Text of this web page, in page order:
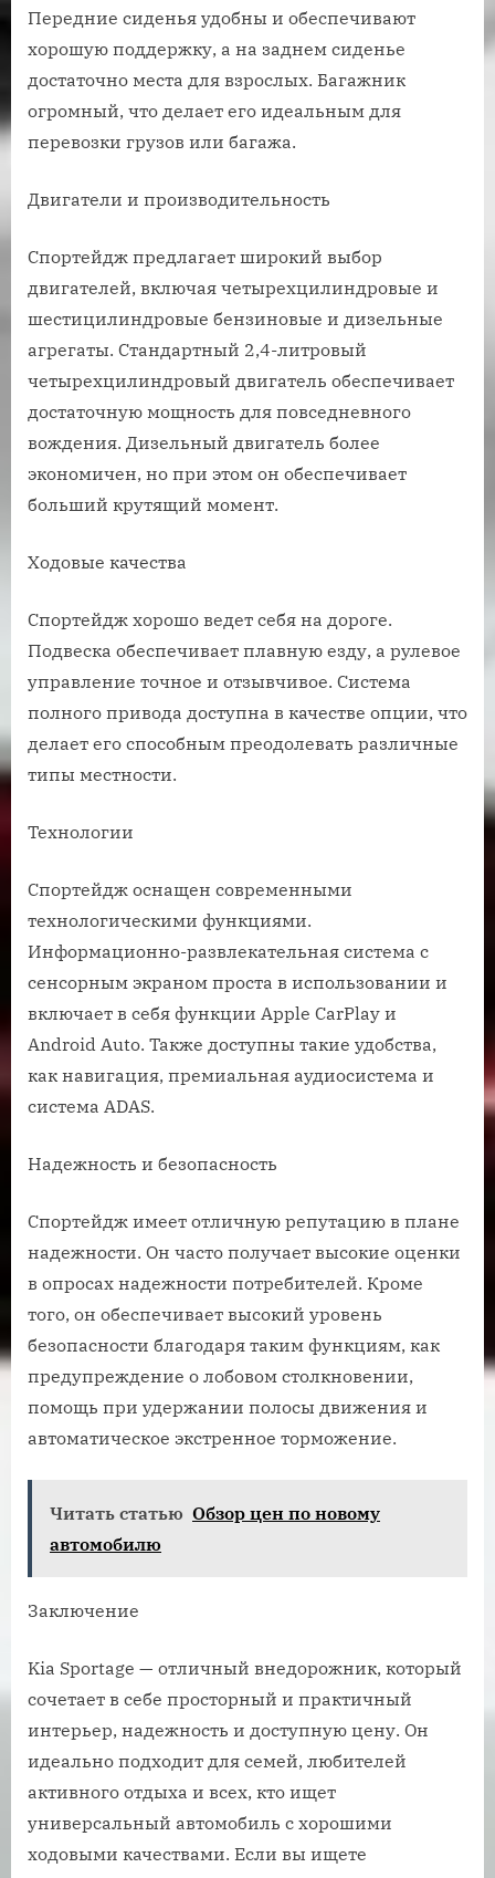
Передние сиденья удобны и обеспечивают
хорошую поддержку, а на заднем сиденье
достаточно места для взрослых. Багажник
огромный, что делает его идеальным для
перевозки грузов или багажа.
Двигатели и производительность
Спортейдж предлагает широкий выбор
двигателей, включая четырехцилиндровые и
шестицилиндровые бензиновые и дизельные
агрегаты. Стандартный 2,4-литровый
четырехцилиндровый двигатель обеспечивает
достаточную мощность для повседневного
вождения. Дизельный двигатель более
экономичен, но при этом он обеспечивает
больший крутящий момент.
Ходовые качества
Спортейдж хорошо ведет себя на дороге.
Подвеска обеспечивает плавную езду, а рулевое
управление точное и отзывчивое. Система
полного привода доступна в качестве опции, что
делает его способным преодолевать различные
типы местности.
Технологии
Спортейдж оснащен современными
технологическими функциями.
Информационно-развлекательная система с
сенсорным экраном проста в использовании и
включает в себя функции Apple CarPlay и
Android Auto. Также доступны такие удобства,
как навигация, премиальная аудиосистема и
система ADAS.
Надежность и безопасность
Спортейдж имеет отличную репутацию в плане
надежности. Он часто получает высокие оценки
в опросах надежности потребителей. Кроме
того, он обеспечивает высокий уровень
безопасности благодаря таким функциям, как
предупреждение о лобовом столкновении,
помощь при удержании полосы движения и
автоматическое экстренное торможение.
Читать статью Обзор цен по новому
автомобилю
Заключение
Kia Sportage — отличный внедорожник, который
сочетает в себе просторный и практичный
интерьер, надежность и доступную цену. Он
идеально подходит для семей, любителей
активного отдыха и всех, кто ищет
универсальный автомобиль с хорошими
ходовыми качествами. Если вы ищете